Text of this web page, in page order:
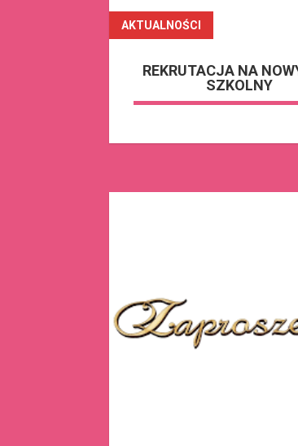
czytaj dalej
REKRUTACJA NA
SZKOLNY
AKTUALNOŚCI